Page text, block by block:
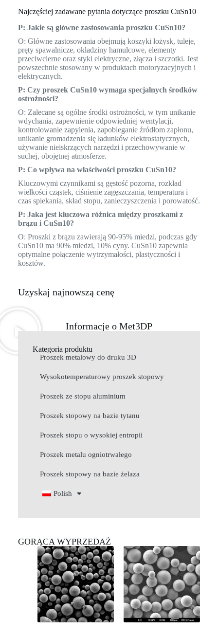
Najczęściej zadawane pytania dotyczące proszku CuSn10
P: Jakie są główne zastosowania proszku CuSn10?
O: Główne zastosowania obejmują koszyki łożysk, tuleje,
pręty spawalnicze, okładziny hamulcowe, elementy
przeciwcierne oraz styki elektryczne, złącza i szczotki. Jest
powszechnie stosowany w produktach motoryzacyjnych i
elektrycznych.
P: Czy proszek CuSn10 wymaga specjalnych środków
ostrożności?
O: Zalecane są ogólne środki ostrożności, w tym unikanie
wdychania, zapewnienie odpowiedniej wentylacji,
kontrolowanie zapylenia, zapobieganie źródłom zapłonu,
unikanie gromadzenia się ładunków elektrostatycznych,
używanie nieiskrzących narzędzi i przechowywanie w
suchej, obojętnej atmosferze.
P: Co wpływa na właściwości proszku CuSn10?
Kluczowymi czynnikami są gęstość pozorna, rozkład
wielkości cząstek, ciśnienie zagęszczania, temperatura i
czas spiekania, skład stopu, zanieczyszczenia i porowatość.
P: Jaka jest kluczowa różnica między proszkami z
brązu i CuSn10?
O: Proszki z brązu zawierają 90-95% miedzi, podczas gdy
CuSn10 ma 90% miedzi, 10% cyny. CuSn10 zapewnia
optymalne połączenie wytrzymałości, plastyczności i
kosztów.
Uzyskaj najnowszą cenę
Informacje o Met3DP
Kategoria produktu
Proszek metalowy do druku 3D
Wysokotemperaturowy proszek stopowy
Proszek ze stopu aluminium
Proszek stopowy na bazie tytanu
Proszek stopu o wysokiej entropii
Proszek metalu ogniotrwałego
Proszek stopowy na bazie żelaza
Polish
GORĄCA WYPRZEDAŻ